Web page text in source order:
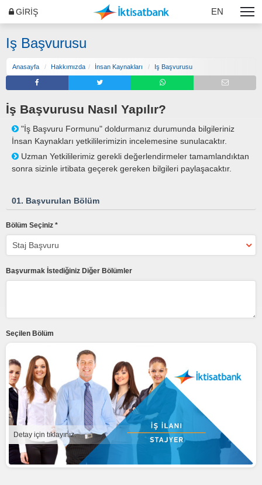
GİRİŞ EN
Iş Başvurusu
Anasayfa Hakkımızda İnsan Kaynakları Iş Başvurusu
İş Başvurusu Nasıl Yapılır?
"İş Başvuru Formunu" doldurmanız durumunda bilgileriniz
İnsan Kaynakları yetkililerimizin incelemesine sunulacaktır.
Uzman Yetkililerimiz gerekli değerlendirmeler tamamlandıktan
sonra sizinle irtibata geçerek gereken bilgileri paylaşacaktır.
01. Başvurulan Bölüm
Bölüm Seçiniz *
Başvurmak İstediğiniz Diğer Bölümler
Seçilen Bölüm
Detay için tıklayınız.